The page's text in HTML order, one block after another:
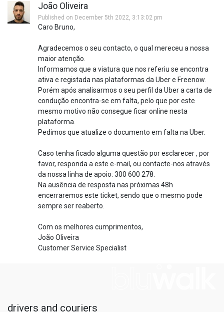
João Oliveira
Published on December 5th 2022, 3:13:02 pm
Caro Bruno,
Agradecemos o seu contacto, o qual mereceu a nossa
maior atenção.
Informamos que a viatura que nos referiu se encontra
ativa e registada nas plataformas da Uber e Freenow.
Porém após analisarmos o seu perfil da Uber a carta de
condução encontra-se em falta, pelo que por este
mesmo motivo não consegue ficar online nesta
plataforma.
Pedimos que atualize o documento em falta na Uber.
Caso tenha ficado alguma questão por esclarecer , por
favor, responda a este e-mail, ou contacte-nos através
da nossa linha de apoio: 300 600 278.
Na ausência de resposta nas próximas 48h
encerraremos este ticket, sendo que o mesmo pode
sempre ser reaberto.
Com os melhores cumprimentos,
João Oliveira
Customer Service Specialist
drivers and couriers